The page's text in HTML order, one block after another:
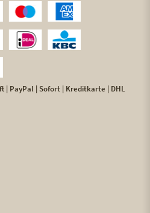
| PayPal | Sofort | Kreditkarte | DHL